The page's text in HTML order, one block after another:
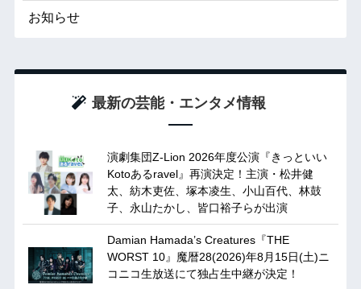
お知らせ
最新の芸能・エンタメ情報
演劇集団Z-Lion 2026年度公演『きっといい
Kotoあるravel』再演決定！主演・松井健
太、紡木吏佐、塚本凌生、小山百代、林鼓
子、永山たかし、皆口裕子らが出演
Damian Hamada’s Creatures『THE
WORST 10』魔暦28(2026)年8月15日(土)ニ
コニコ生放送にて独占生中継が決定！